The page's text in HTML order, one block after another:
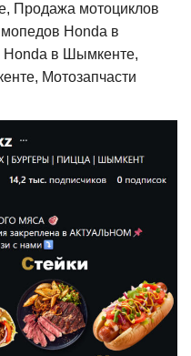
Продажа мотоциклов
Honda в
Honda в Шымкенте,
Мотозапчасти